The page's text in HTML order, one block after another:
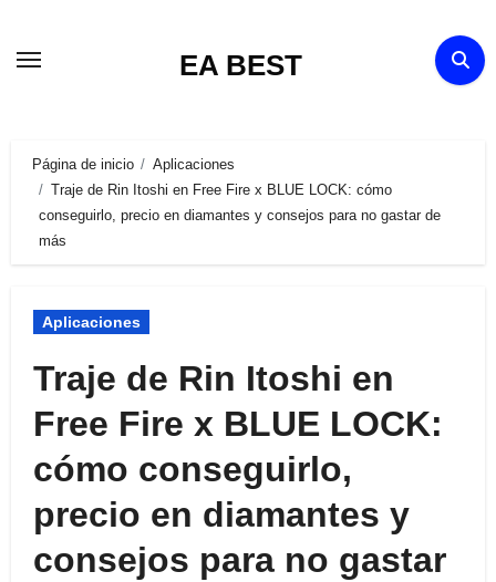
EA BEST
Página de inicio
Aplicaciones
Traje de Rin Itoshi en Free Fire x BLUE LOCK: cómo
conseguirlo, precio en diamantes y consejos para no gastar de
más
Aplicaciones
Traje de Rin Itoshi en
Free Fire x BLUE LOCK:
cómo conseguirlo,
precio en diamantes y
consejos para no gastar